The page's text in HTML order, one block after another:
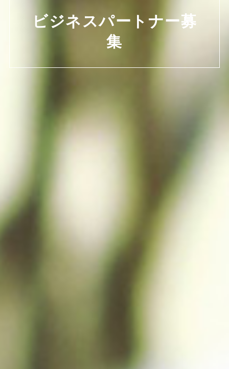
ビジネスパートナー募
集